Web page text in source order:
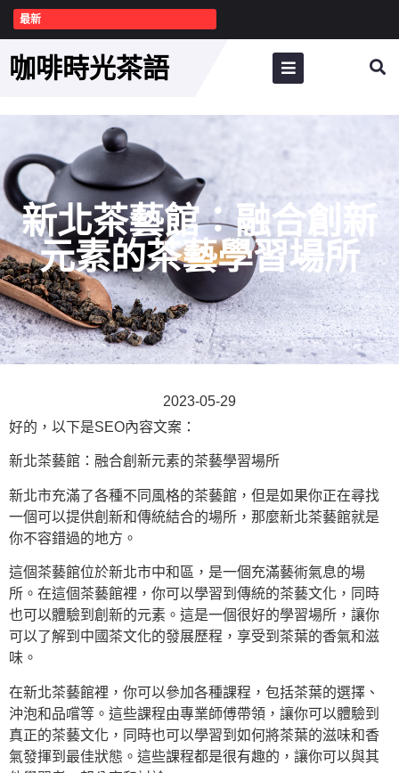
最新
咖啡時光茶語
新北茶藝館：融合創新
元素的茶藝學習場所
2023-05-29
好的，以下是SEO內容文案：
新北茶藝館：融合創新元素的茶藝學習場所
新北市充滿了各種不同風格的茶藝館，但是如果你正在尋找
一個可以提供創新和傳統結合的場所，那麼新北茶藝館就是
你不容錯過的地方。
這個茶藝館位於新北市中和區，是一個充滿藝術氣息的場
所。在這個茶藝館裡，你可以學習到傳統的茶藝文化，同時
也可以體驗到創新的元素。這是一個很好的學習場所，讓你
可以了解到中國茶文化的發展歷程，享受到茶葉的香氣和滋
味。
在新北茶藝館裡，你可以參加各種課程，包括茶葉的選擇、
沖泡和品嚐等。這些課程由專業師傅帶領，讓你可以體驗到
真正的茶藝文化，同時也可以學習到如何將茶葉的滋味和香
氣發揮到最佳狀態。這些課程都是很有趣的，讓你可以與其